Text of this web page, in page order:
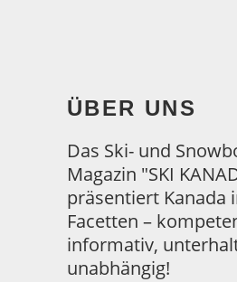
ÜBER UNS
Das Ski- und
Magazin "SKI
präsentiert Kanada
Facetten –
informativ,
unabhängig!